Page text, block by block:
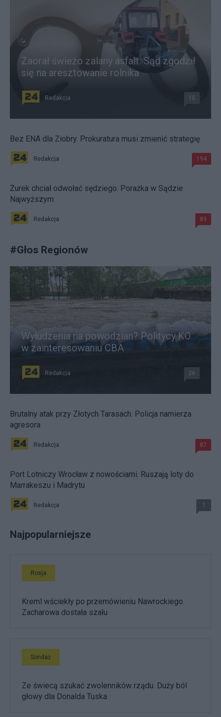
Zaorał świeżo zalany asfalt. Sąd zgodził
się na aresztowanie rolnika
Redakcja 10
Bez ENA dla Ziobry. Prokuratura musi zmienić strategię
Redakcja 194
Żurek chciał odwołać sędziego. Porażka w Sądzie
Najwyższym
Redakcja 89
#Głos Regionów
Wyłudzenia na powodzian? Politycy KO
w zainteresowaniu CBA
Redakcja 26
Brutalny atak przy Złotych Tarasach. Policja namierza
agresora
Redakcja 87
Port Lotniczy Wrocław z nowościami. Ruszają loty do
Marrakeszu i Madrytu
Redakcja 1
Najpopularniejsze
Rosja
Kreml wściekły po przemówieniu Nawrockiego.
Zacharowa dostała szału
Sondaż
Ze świecą szukać zwolenników rządu. Duży ból
głowy dla Donalda Tuska